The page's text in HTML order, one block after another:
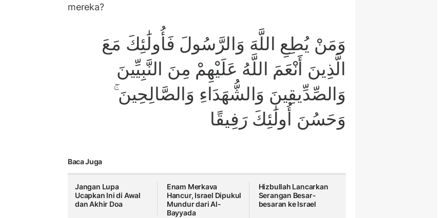
mereka?
وَمَنْ يُطِعِ اللَّهَ وَالرَّسُولَ فَأُولَٰئِكَ مَعَ
الَّذِينَ أَنْعَمَ اللَّهُ عَلَيْهِمْ مِنَ النَّبِيِّينَ
وَالصِّدِّيقِينَ وَالشُّهَدَاءِ وَالصَّالِحِينَ ۚ
وَحَسُنَ أُولَٰئِكَ رَفِيقًا
Baca Juga
Jangan Lupa
Ucapkan Ini di Awal
dan Akhir Doa
Enam Merkava
Hancur, Israel Dipukul
Mundur dari Al-
Bayyada
Hizbullah Lancarkan
Serangan Besar-
besaran ke Israel